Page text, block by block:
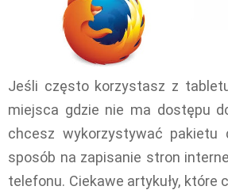
Jeśli często korzystasz z
miejsca gdzie nie ma dostępu
chcesz wykorzystywać pakietu
sposób na zapisanie stron
telefonu. Ciekawe artykuły, które